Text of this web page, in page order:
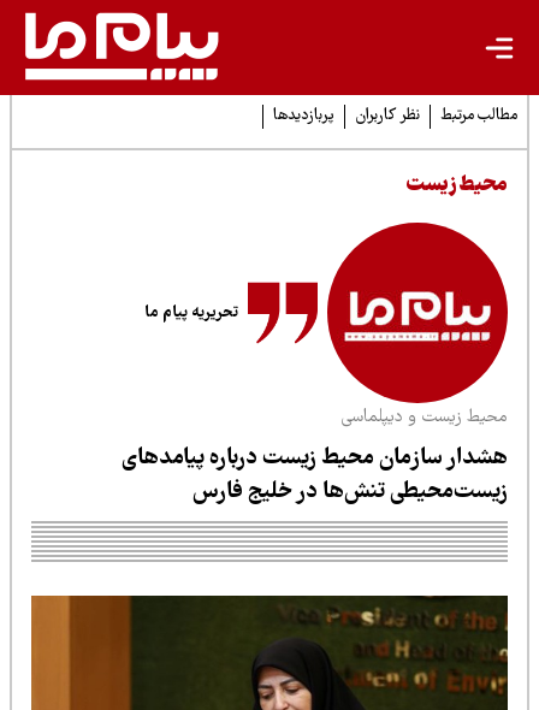
مرتبط نظر کاربران پربازدیدها
زیست
تحریریه پیام ما
زیست و دیپلماسی
سازمان محیط زیست درباره پیامدهای
تنش‌ها در خلیج فارس